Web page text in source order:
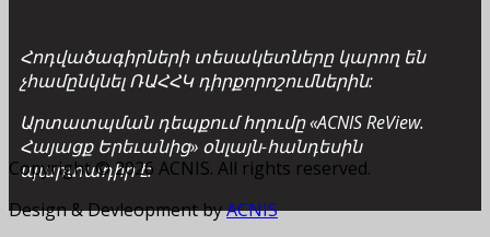
Հոդվածագիրների տեսակետները կարող են
չհամընկնել ՌԱՀՀԿ դիրքորոշումներին:
Արտատպման դեպքում հղումը «ACNIS ReView.
Հայացք Երեւանից» օնլայն-հանդեսին
պարտադիր է:
Copyright © 2026 ACNIS. All rights reserved.
Design & Devleopment byACNIS